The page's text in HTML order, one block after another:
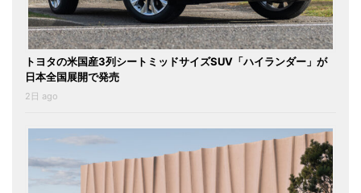
トヨタの米国産3列シートミッドサイズSUV「ハイランダー」が
日本全国展開で発売
2日 ago